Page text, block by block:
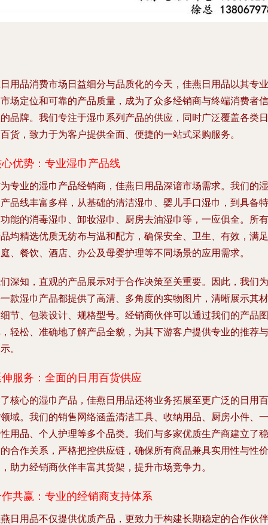
用品消费市场日益细分与品质化的今天，佳燕日用品以其专业
场定位和可靠的产品质量，成为了众多经销商与终端消费者信
品牌。我们专注于湿巾系列产品的供应，同时广泛覆盖各类日
货，致力于为客户提供全面、便捷的一站式采购服务。
优势：专业湿巾产品线
专业的湿巾产品经销商，佳燕日用品深谙市场需求。我们的湿
品线丰富多样，从基础的清洁湿巾、婴儿手口湿巾，到具备特
能的消毒湿巾、卸妆湿巾、厨房去油湿巾等，一应俱全。所有
均精选优质无纺布与温和配方，确保安全、卫生、有效，满足
、餐饮、酒店、办公及母婴护理等不同场景的应用需求。
深知，直观的产品展示对于合作决策至关重要。因此，我们为
款湿巾产品都提供了高清、多角度的实物图片，清晰展示其材
节、包装设计、规格型号。经销商伙伴可以通过我们的产品图
轻松、准确地了解产品全貌，为其下游客户提供专业的推荐与
。
服务：全面的日用百货供应
核心的湿巾产品，佳燕日用品还将业务拓展至更广泛的日用百
域。我们的销售网络涵盖清洁工具、收纳用品、厨房小件、一
用品、个人护理等多个品类。我们与多家优质生产商建立了稳
合作关系，严格把控供应链，确保所有商品兼具实用性与性价
助力经销商伙伴丰富其货架，提升市场竞争力。
共赢：专业的经销商支持体系
日用品不仅提供优质产品，更致力于构建长期稳定的合作伙伴